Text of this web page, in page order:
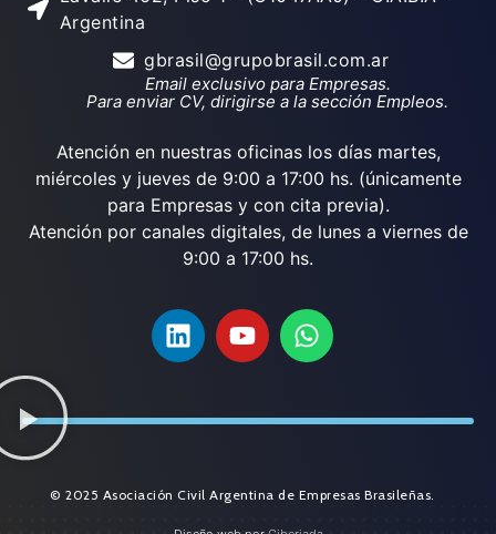
Argentina
gbrasil@grupobrasil.com.ar
Email exclusivo para Empresas.
Para enviar CV, dirigirse a la sección Empleos.
Atención en nuestras oficinas los días martes,
miércoles y jueves de 9:00 a 17:00 hs. (únicamente
para Empresas y con cita previa).
Atención por canales digitales, de lunes a viernes de
9:00 a 17:00 hs.
© 2025 Asociación Civil Argentina de Empresas Brasileñas.